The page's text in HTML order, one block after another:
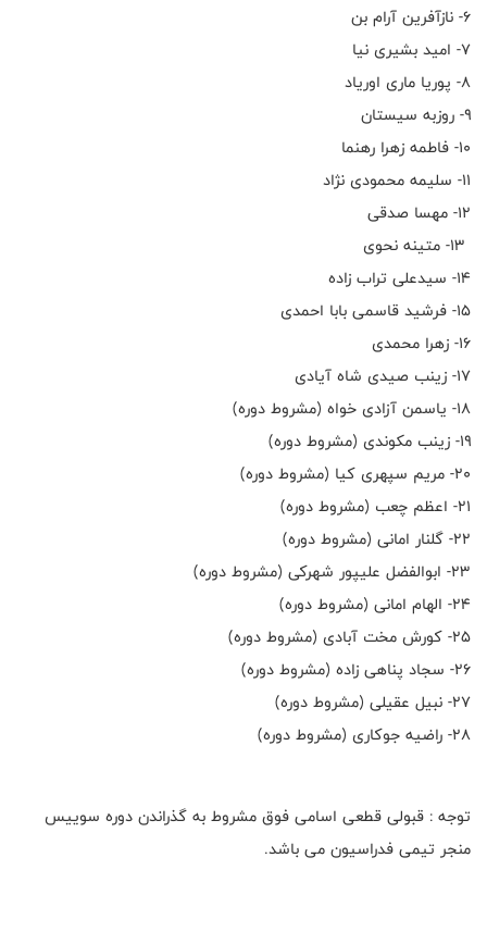
۶- نازآفرین آرام بن
۷- امید بشیری نیا
۸- پوریا ماری اوریاد
۹- روزبه سیستان
۱۰- فاطمه زهرا رهنما
۱۱- سلیمه محمودی نژاد
۱۲- مهسا صدقی
۱۴- سیدعلی تراب زاده
۱۵- فرشید قاسمی بابا احمدی
۱۶- زهرا محمدی
۱۷- زینب صیدی شاه آیادی
۱۸- یاسمن آزادی خواه (مشروط دوره)
۱۹- زینب مکوندی (مشروط دوره)
۲۰- مریم سپهری کیا (مشروط دوره)
۲۱- اعظم چعب (مشروط دوره)
۲۲- گلنار امانی (مشروط دوره)
۲۳- ابوالفضل علیپور شهرکی (مشروط دوره)
۲۴- الهام امانی (مشروط دوره)
۲۵- کورش مخت آبادی (مشروط دوره)
۲۶- سجاد پناهی زاده (مشروط دوره)
۲۷- نبیل عقیلی (مشروط دوره)
۲۸- راضیه جوکاری (مشروط دوره)
توجه : قبولی قطعی اسامی فوق مشروط به گذراندن دوره سوییس
منجر تیمی فدراسیون می باشد.